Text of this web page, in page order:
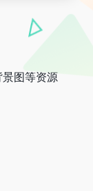
图等资源